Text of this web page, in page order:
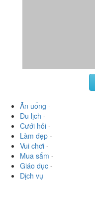
Ăn uống -
Du lịch -
Cưới hỏi -
Làm đẹp -
Vui chơi -
Mua sắm -
Giáo dục -
Dịch vụ